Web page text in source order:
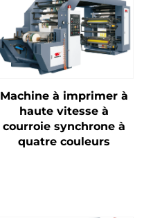
Machine à imprimer à
haute vitesse à
courroie synchrone à
quatre couleurs